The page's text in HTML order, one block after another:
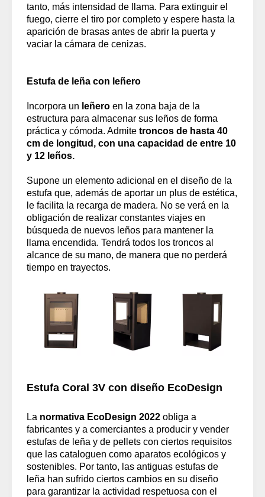
tanto, más intensidad de llama. Para extinguir el
fuego, cierre el tiro por completo y espere hasta la
aparición de brasas antes de abrir la puerta y
vaciar la cámara de cenizas.
Estufa de leña con leñero
Incorpora un leñero en la zona baja de la
estructura para almacenar sus leños de forma
práctica y cómoda. Admite troncos de hasta 40
cm de longitud, con una capacidad de entre 10
y 12 leños.
Supone un elemento adicional en el diseño de la
estufa que, además de aportar un plus de estética,
le facilita la recarga de madera. No se verá en la
obligación de realizar constantes viajes en
búsqueda de nuevos leños para mantener la
llama encendida. Tendrá todos los troncos al
alcance de su mano, de manera que no perderá
tiempo en trayectos.
Estufa Coral 3V con diseño EcoDesign
La normativa EcoDesign 2022 obliga a
fabricantes y a comerciantes a producir y vender
estufas de leña y de pellets con ciertos requisitos
que las cataloguen como aparatos ecológicos y
sostenibles. Por tanto, las antiguas estufas de
leña han sufrido ciertos cambios en su diseño
para garantizar la actividad respetuosa con el